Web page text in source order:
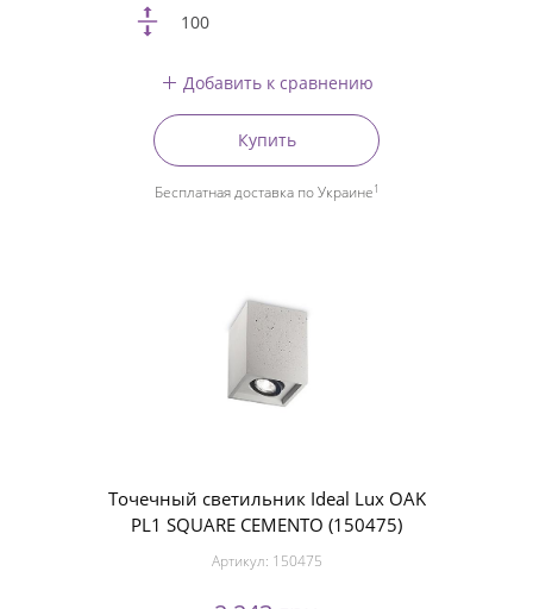
100
Добавить к сравнению
Купить
Бесплатная доставка по Украине1
Точечный светильник Ideal Lux OAK
PL1 SQUARE CEMENTO (150475)
Артикул: 150475